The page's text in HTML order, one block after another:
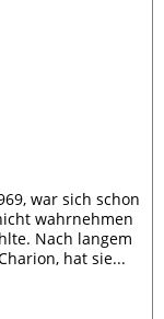
war sich schon
wahrnehmen
Nach langem
hat sie...